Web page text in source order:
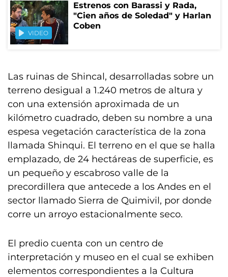
VIDEO
Estrenos con Barassi y Rada,
"Cien años de Soledad" y Harlan
Coben
Las ruinas de Shincal, desarrolladas sobre un
terreno desigual a 1.240 metros de altura y
con una extensión aproximada de un
kilómetro cuadrado, deben su nombre a una
espesa vegetación característica de la zona
llamada Shinqui. El terreno en el que se halla
emplazado, de 24 hectáreas de superficie, es
un pequeño y escabroso valle de la
precordillera que antecede a los Andes en el
sector llamado Sierra de Quimivil, por donde
corre un arroyo estacionalmente seco.
El predio cuenta con un centro de
interpretación y museo en el cual se exhiben
elementos correspondientes a la Cultura